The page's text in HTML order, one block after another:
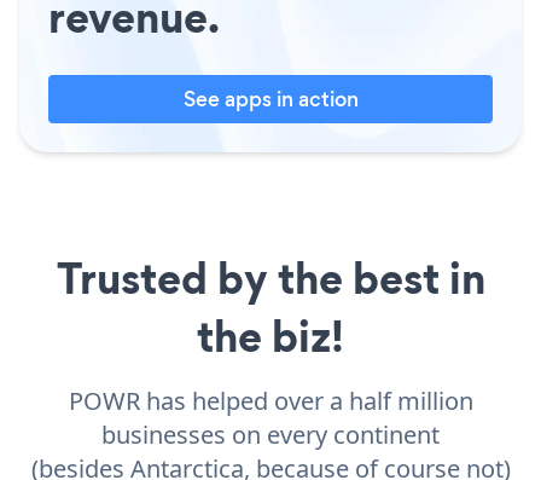
revenue.
See apps in action
Trusted by the best in
the biz!
POWR has helped over a half million
businesses on every continent
(besides Antarctica, because of course not)